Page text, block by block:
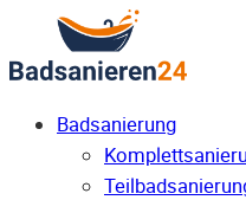
Badsanierung